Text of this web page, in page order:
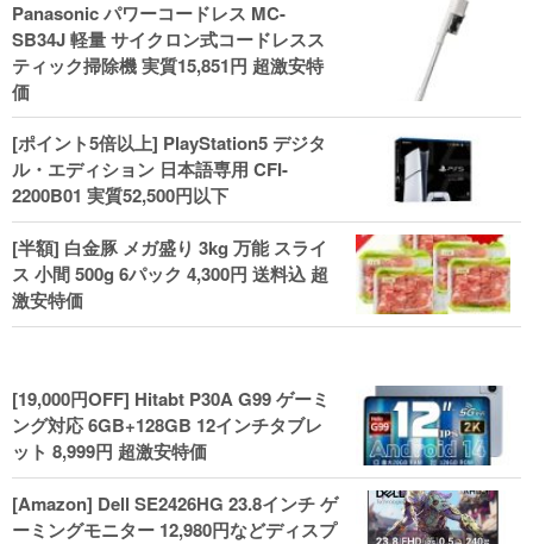
ル！
Panasonic パワーコードレス MC-
SB34J 軽量 サイクロン式コードレスス
ティック掃除機 実質15,851円 超激安特
価
[ポイント5倍以上] PlayStation5 デジタ
ル・エディション 日本語専用 CFI-
2200B01 実質52,500円以下
[半額] 白金豚 メガ盛り 3kg 万能 スライ
ス 小間 500g 6パック 4,300円 送料込 超
激安特価
[19,000円OFF] Hitabt P30A G99 ゲーミ
ング対応 6GB+128GB 12インチタブレ
ット 8,999円 超激安特価
[Amazon] Dell SE2426HG 23.8インチ ゲ
ーミングモニター 12,980円などディスプ